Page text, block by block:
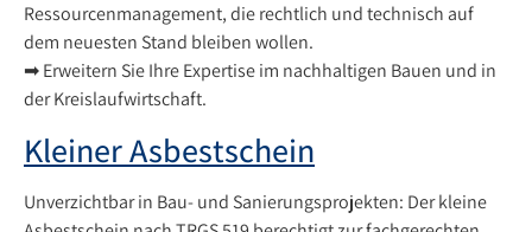
Ressourcenmanagement, die rechtlich und technisch auf
dem neuesten Stand bleiben wollen.
➡ Erweitern Sie Ihre Expertise im nachhaltigen Bauen und in
der Kreislaufwirtschaft.
Kleiner Asbestschein
Unverzichtbar in Bau- und Sanierungsprojekten: Der kleine